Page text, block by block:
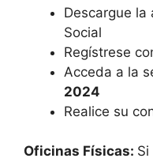
Descargue la
Social
Regístrese
Acceda a la
2024
Realice su
Oficinas Físicas: